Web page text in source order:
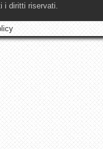
i diritti riservati.